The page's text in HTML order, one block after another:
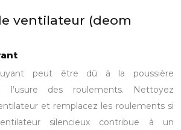
ventilateur (deom
peut être dû à la poussière
des roulements. Nettoyez
et remplacez les roulements si
silencieux contribue à un